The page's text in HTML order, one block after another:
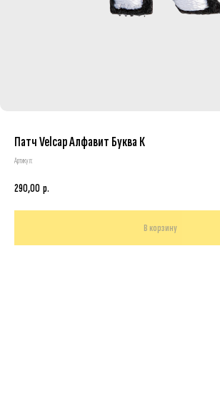
Патч Velcap Алфавит Буква К
Артикул:
290,00 р.
В корзину